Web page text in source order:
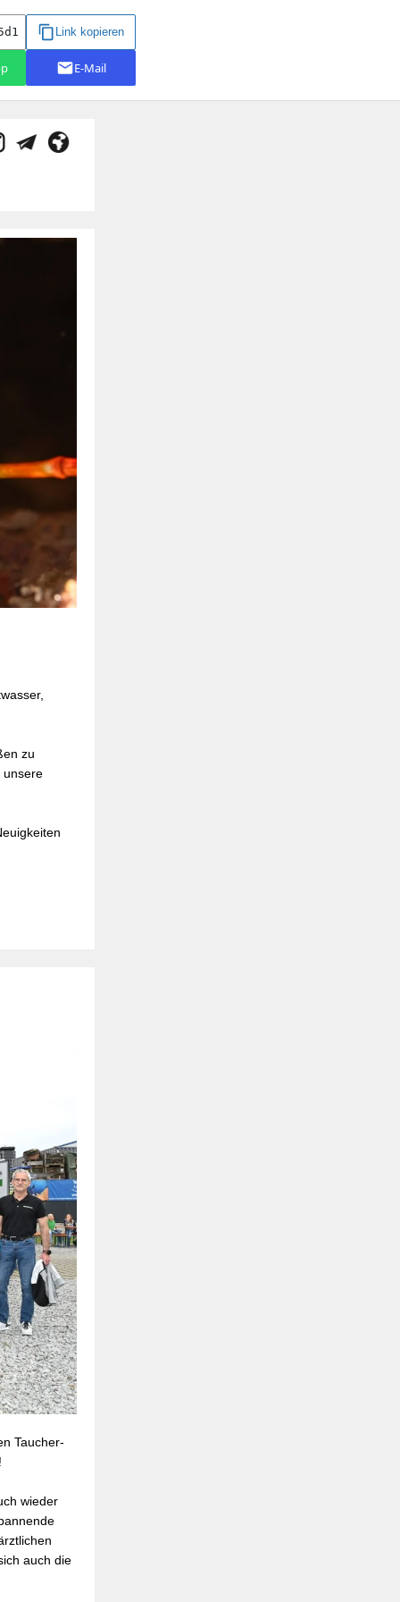
zu
unsere
Taucher-
wieder
auch die